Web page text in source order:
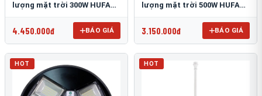
lượng mặt trời 300W HUFA
4.450.000đ BÁO GIÁ
lượng mặt trời 500W HUFA
3.150.000đ BÁO GIÁ
HOT HOT